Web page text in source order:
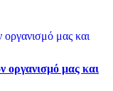
οργανισμό μας και